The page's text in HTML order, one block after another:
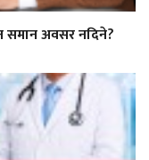
समान अवसर नदिने?